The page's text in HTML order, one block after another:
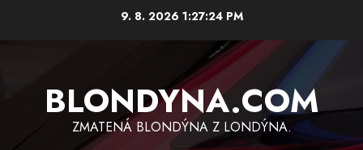
9. 8. 2026 1:27:24 PM
BLONDYNA.COM
ZMATENÁ BLONDÝNA Z LONDÝNA.